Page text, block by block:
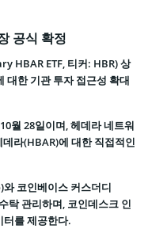
공식 확정
HBAR ETF, 티커: HBR) 상
대한 기관 투자 접근성 확대
월 28일이며, 헤데라 네트워
라(HBAR)에 대한 직접적인
코인베이스 커스더디
탁 관리하며, 코인데스크 인
를 제공한다.